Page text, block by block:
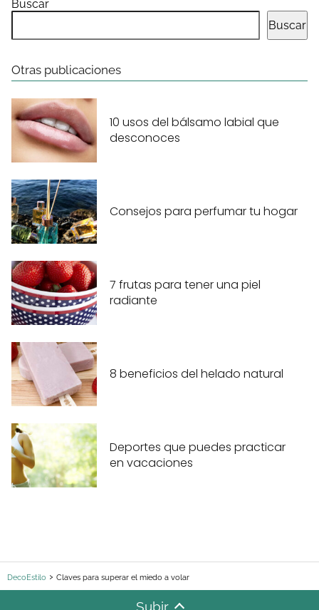
Buscar
Buscar
Otras publicaciones
10 usos del bálsamo labial que
desconoces
Consejos para perfumar tu hogar
7 frutas para tener una piel
radiante
8 beneficios del helado natural
Deportes que puedes practicar
en vacaciones
DecoEstilo Claves para superar el miedo a volar
Subir